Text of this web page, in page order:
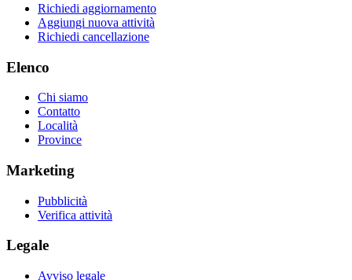
Richiedi aggiornamento
Aggiungi nuova attività
Richiedi cancellazione
Elenco
Chi siamo
Contatto
Località
Province
Marketing
Pubblicità
Verifica attività
Legale
Avviso legale